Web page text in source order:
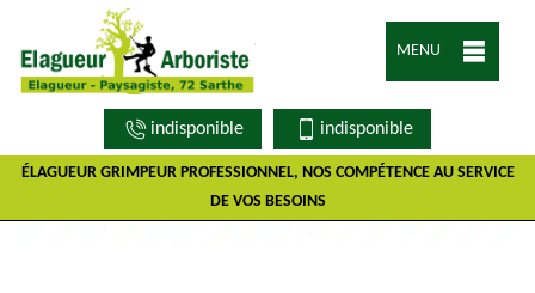
ÉLAGUEUR GRIMPEUR PROFESSIONNEL, NOS COMPÉTENCE AU SERVICE
DE VOS BESOINS
MENU
indisponible indisponible